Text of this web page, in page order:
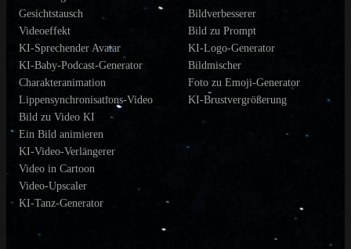
Gesichtstausch
Videoeffekt
KI-Sprechender Avatar
KI-Baby-Podcast-Generator
Charakteranimation
Lippensynchronisations-Video
Bild zu Video KI
Ein Bild animieren
KI-Video-Verlängerer
Video in Cartoon
Video-Upscaler
KI-Tanz-Generator
Bildverbesserer
Bild zu Prompt
KI-Logo-Generator
Bildmischer
Foto zu Emoji-Generator
KI-Brustvergrößerung